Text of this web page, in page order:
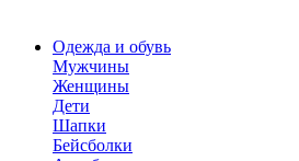
Одежда и обувь
Мужчины
Женщины
Дети
Шапки
Бейсболки